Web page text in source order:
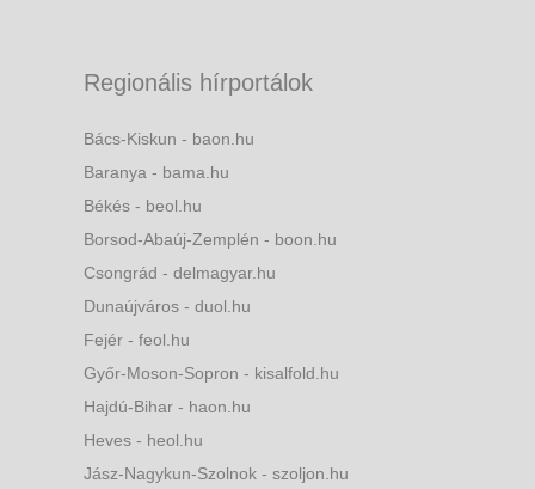
Regionális hírportálok
Bács-Kiskun - baon.hu
Baranya - bama.hu
Békés - beol.hu
Borsod-Abaúj-Zemplén - boon.hu
Csongrád - delmagyar.hu
Dunaújváros - duol.hu
Fejér - feol.hu
Győr-Moson-Sopron - kisalfold.hu
Hajdú-Bihar - haon.hu
Heves - heol.hu
Jász-Nagykun-Szolnok - szoljon.hu